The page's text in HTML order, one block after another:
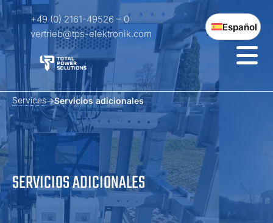
+49 (0) 2161-49526 – 0
vertrieb@tps-elektronik.com
Español
SERVICIOS ADICIONALES
Services Servicios adicionales